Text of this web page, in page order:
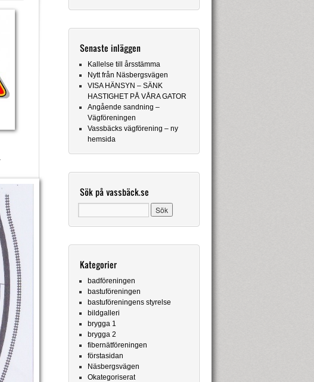
Senaste inläggen
Kallelse till årsstämma
Nytt från Näsbergsvägen
VISA HÄNSYN – SÄNK
HASTIGHET PÅ VÅRA GATOR
Angående sandning –
Vägföreningen
Vassbäcks vägförening – ny
hemsida
Sök på vassbäck.se
Kategorier
badföreningen
bastuföreningen
bastuföreningens styrelse
bildgalleri
brygga 1
brygga 2
fibernätföreningen
förstasidan
Näsbergsvägen
Okategoriserat